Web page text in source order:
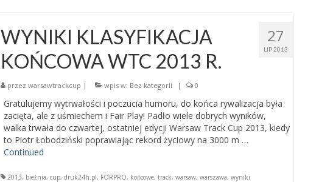
27
LIP 2013
WYNIKI KLASYFIKACJA
KOŃCOWA WTC 2013 R.
przez warsawtrackcup | wpis w: Bez kategorii | 0
Gratulujemy wytrwałości i poczucia humoru, do końca rywalizacja była
zacięta, ale z uśmiechem i Fair Play! Padło wiele dobrych wyników,
walka trwała do czwartej, ostatniej edycji Warsaw Track Cup 2013, kiedy
to Piotr Łobodziński poprawiając rekord życiowy na 3000 m …
Continued
2013, bieżnia, cup, druk24h.pl, FORPRO, końcowe, track, warsaw, warszawa, wyniki